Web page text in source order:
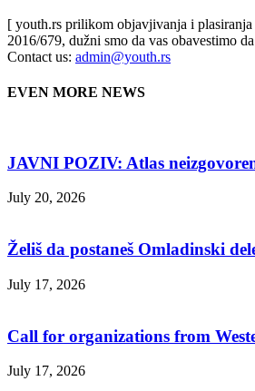
[ youth.rs prilikom objavjivanja i
2016/679, dužni smo da vas obavestimo
Contact us: admin@youth.rs
EVEN MORE NEWS
JAVNI POZIV: Atlas
July 20, 2026
Želiš da postaneš Omladinski
July 17, 2026
Call for organizations from
July 17, 2026